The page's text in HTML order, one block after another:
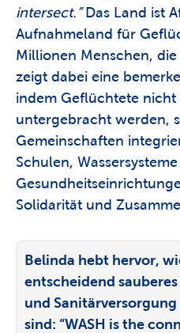
intersect.” Das Land ist
Aufnahmeland für
Millionen Menschen,
zeigt dabei eine
indem Geflüchtete
untergebracht werden,
Gemeinschaften
Schulen,
Solidarität und
Belinda hebt hervor,
entscheidend sauberes
und Sanitärversorgung
sind: “WASH is the